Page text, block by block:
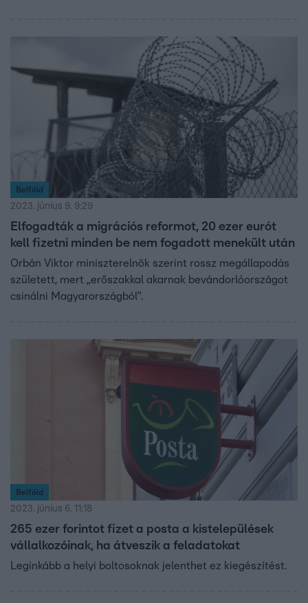
Belföld
2023. június 9. 9:29
Elfogadták a migrációs reformot, 20 ezer eurót
kell fizetni minden be nem fogadott menekült után
Orbán Viktor miniszterelnök szerint rossz megállapodás
született, mert „erőszakkal akarnak bevándorlóországot
csinálni Magyarországból”.
Belföld
2023. június 6. 11:18
265 ezer forintot fizet a posta a kistelepülések
vállalkozóinak, ha átveszik a feladatokat
Leginkább a helyi boltosoknak jelenthet ez kiegészítést.